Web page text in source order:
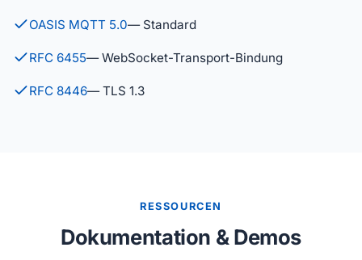
OASIS MQTT 5.0— Standard
RFC 6455— WebSocket-Transport-Bindung
RFC 8446— TLS 1.3
RESSOURCEN
Dokumentation & Demos